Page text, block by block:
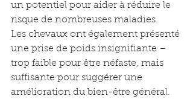
un potentiel pour aider à réduire le
risque de nombreuses maladies.
Les chevaux ont également présenté
une prise de poids insignifiante –
trop faible pour être néfaste, mais
suffisante pour suggérer une
amélioration du bien-être général.